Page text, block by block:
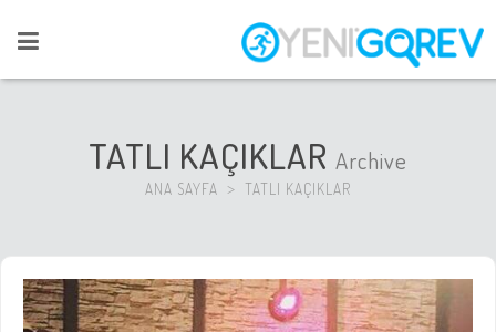
TATLI KAÇIKLAR Archive
ANA SAYFA > TATLI KAÇIKLAR